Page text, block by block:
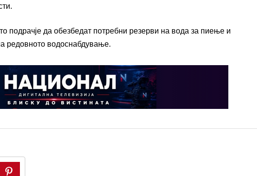
подрачје да обезбедат потребни резерви на вода за пиење и
редовното водоснабдување.